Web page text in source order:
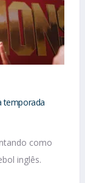
temporada
como
inglês.